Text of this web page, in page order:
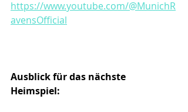
https://www.youtube.com/@MunichR
avensOfficial
Ausblick für das nächste
Heimspiel: